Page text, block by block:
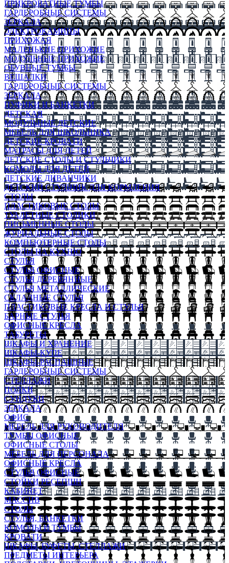
ПРИКРОВАТНЫЕ ТУМБЫ
ГАРДЕРОБНЫЕ СИСТЕМЫ
ЗЕРКАЛА
ЭЛЕКТРОКАМИНЫ
ПРИХОЖАЯ
МАЛЕНЬКИЕ ПРИХОЖИЕ
МОДУЛЬНЫЕ ПРИХОЖИЕ
ОБУВНЫЕ ТУМБЫ
ВЕШАЛКИ
ГАРДЕРОБНЫЕ СИСТЕМЫ
ЗЕРКАЛА
ПУФИКИ И БАНКЕТКИ
ДЕТСКАЯ
МОДУЛЬНЫЕ ДЕТСКИЕ
МЕБЕЛЬ ДЛЯ ШКОЛЬНИКА
ДЕТСКИЕ КРОВАТИ
МАТРАСЫ ДЛЯ ДЕТЕЙ
ДЕТСКИЕ СТОЛЫ И СТУЛЬЧИКИ
КОМОДЫ ДЛЯ ДЕТЕЙ
ДЕТСКИЕ ДИВАНЧИКИ
ДЕТСКИЙ СТУЛЬЧИК ДЛЯ КОРМЛЕНИЯ
СТОЛЫ
ПЛАСТИКОВЫЕ СТОЛЫ
ТУАЛЕТНЫЕ СТОЛИКИ
ПИСЬМЕННЫЕ СТОЛЫ
ЖУРНАЛЬНЫЕ СТОЛЫ
КОМПЬЮТЕРНЫЕ СТОЛЫ
СТОЛЫ НА КУХНЮ
СТУЛЬЯ
СТУЛЬЯ ОФИСНЫЕ
СТУЛЬЯ ДЕРЕВЯННЫЕ
СТУЛЬЯ МЕТАЛЛИЧЕСКИЕ
СКЛАДНЫЕ СТУЛЬЯ
ПЛАСТИКОВЫЕ КРЕСЛА И СТУЛЬЯ
БАРНЫЕ СТУЛЬЯ
ОФИСНЫЕ КРЕСЛА
ТАБУРЕТЫ
ШКАФЫ И ХРАНЕНИЕ
ШКАФЫ-КУПЕ
ШКАФЫ-РАСПАШНЫЕ
ГАРДЕРОБНЫЕ СИСТЕМЫ
СТЕЛЛАЖИ
ПОЛКИ
СУНДУКИ
ЗЕРКАЛА
ОФИС
МЕБЕЛЬ ДЛЯ РУКОВОДИТЕЛЯ
ТУМБЫ ОФИСНЫЕ
ОФИСНЫЕ СТОЛЫ
МЕБЕЛЬ ДЛЯ ПЕРСОНАЛА
ОФИСНЫЕ КРЕСЛА
СТУЛЬЯ ОФИСНЫЕ
СТОЙКИ РЕСЕПШН
КАБИНЕТ
МАССИВ
СТОЛЫ
СТУЛЬЯ, БАНКЕТКИ
КОМОДЫ И ТУМБЫ
КРОВАТИ
ШКАФЫ, БУФЕТЫ, СТЕЛЛАЖИ
ПРЕДМЕТЫ ИНТЕРЬЕРА